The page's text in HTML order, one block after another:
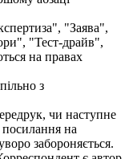
"Заява",
"Тест-драйв",
на правах
з
чи наступне
на
забороняється.